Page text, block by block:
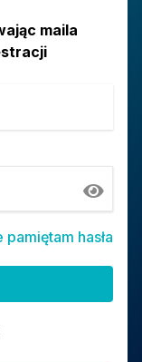
maila
pamiętam hasła